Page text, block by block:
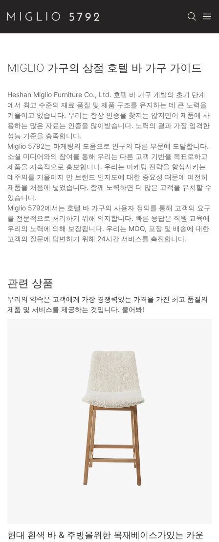
MIGLIO 가구의 상점 호텔 바 가구 가이드
Heshan Miglio Furniture Co., Ltd. 호텔 바 가구 개발의 초기 단계
에서 최고 수준의 재료 품질 및 제품 구조를 유지하는 데 큰 노력을
기울이고 있습니다. 우리는 항상 인증을 찾지는 않지만이 제품에 사
용하는 많은 자료는 인증을 많이받습니다. 노력의 결과 가장 엄격한
성능 기준을 충족합니다.
Miglio 5792는 마케팅의 도움으로 인구의 다른 부문에 도달합니다.
소셜 미디어와의 참여를 통해 우리는 다른 고객 기반을 목표로하고
제품을 지속적으로 홍보합니다. 우리는 마케팅 전략을 향상시키는
데주의를 기울이지 만 브랜드 인지도에 대한 중요성 때문에 여전히
제품을 처음에 넣었습니다. 함께 노력하면 더 많은 고객을 유치할 수
있습니다.
Miglio 5792에서는 호텔 바 가구의 사용자 정의를 통해 고객의 요구
를 전문적으로 처리하기 위해 의지합니다. 빠른 응답은 직원 교육에
우리의 노력에 의해 보장됩니다. 우리는 MOQ, 포장 및 배송에 대한
고객의 질문에 답변하기 위해 24시간 서비스를 촉진합니다.
관련 상품
우리의 약속은 고객에게 가장 경쟁력있는 가격을 가진 최고 품질의
제품 및 서비스를 제공하는 것입니다. 물어봐!
현대 흰색 바 & 주방을위한 목재베이스가있는 카운